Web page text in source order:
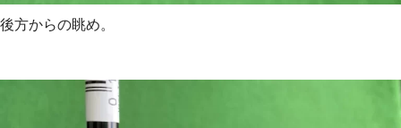
後方からの眺め。